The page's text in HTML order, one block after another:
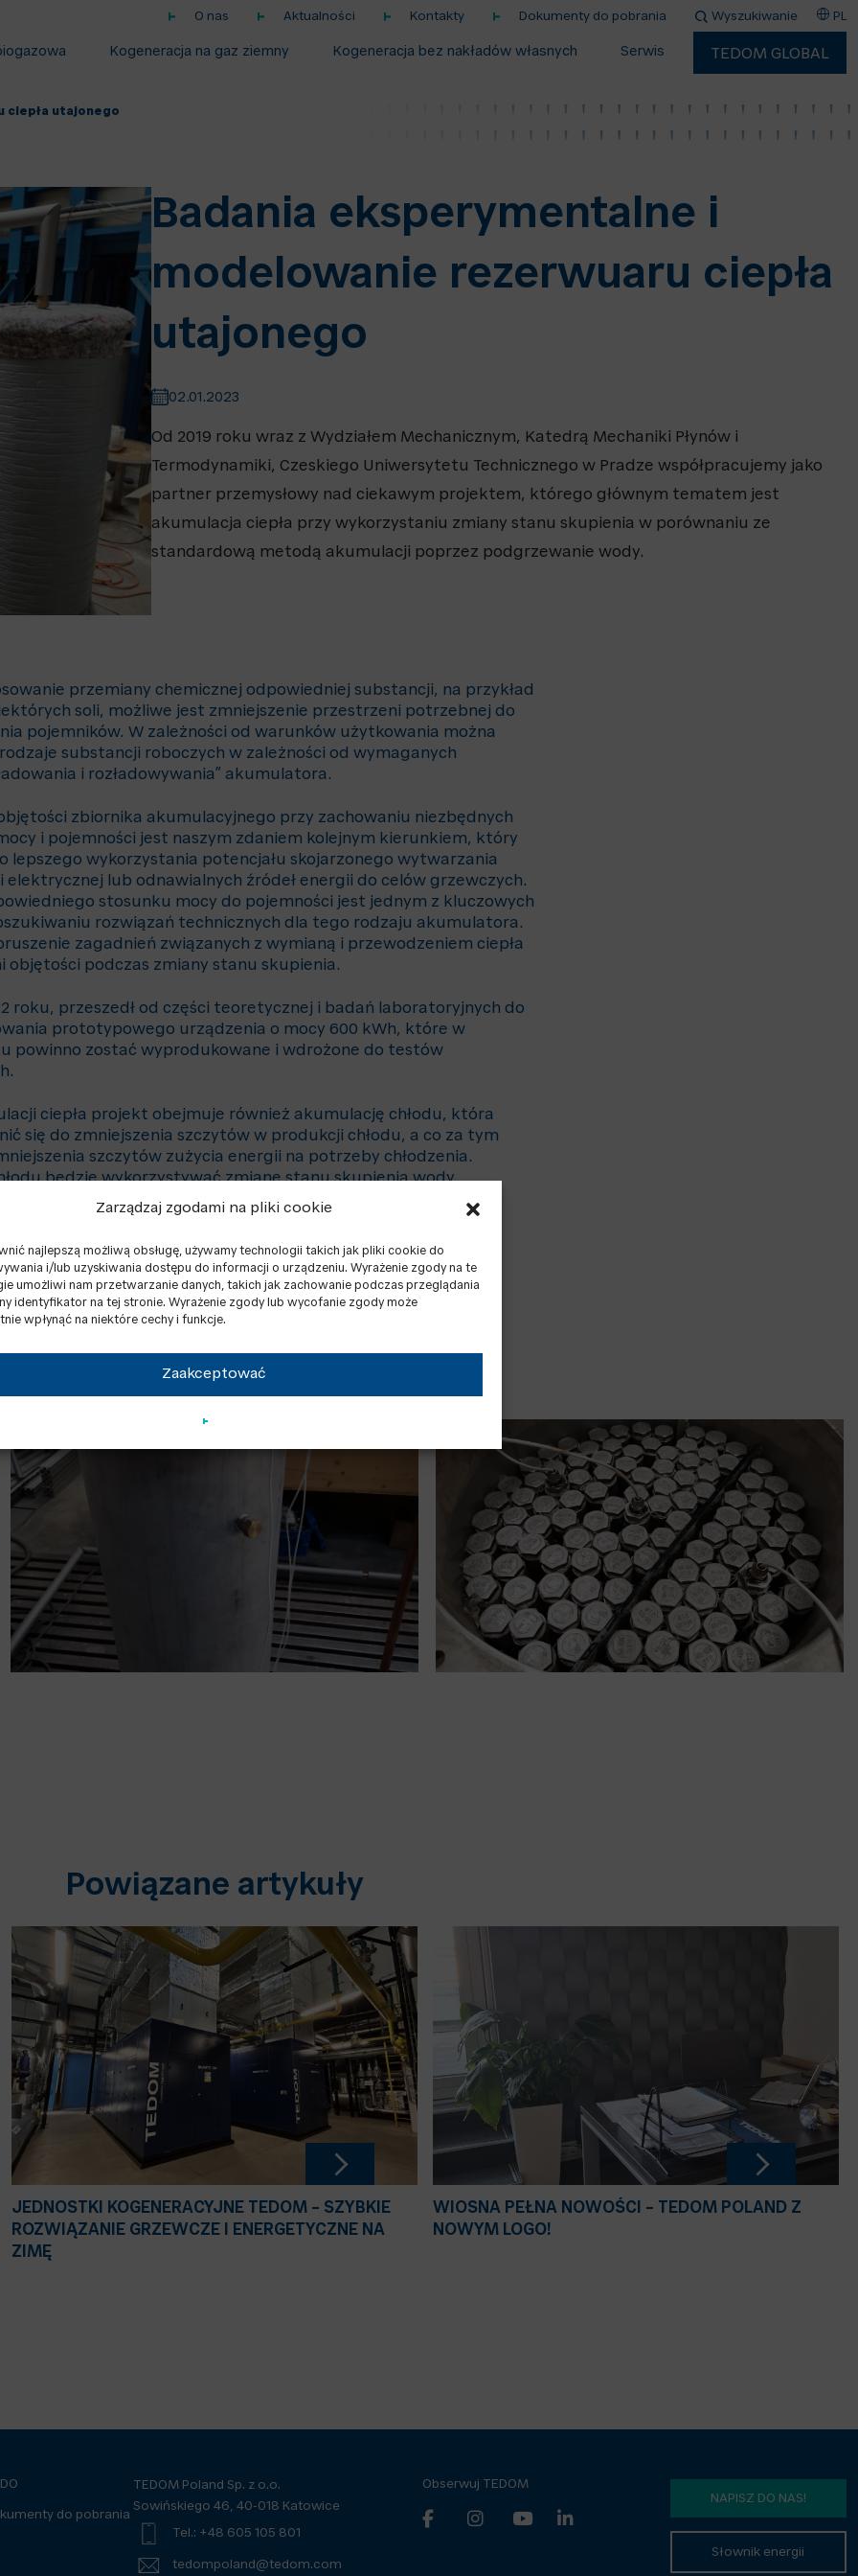
Zarządzaj zgodami na pliki cookie
najlepszą możliwą obsługę, używamy technologii takich jak pliki cookie do
i/lub uzyskiwania dostępu do informacji o urządzeniu. Wyrażenie zgody na te
umożliwi nam przetwarzanie danych, takich jak zachowanie podczas przeglądania
identyfikator na tej stronie. Wyrażenie zgody lub wycofanie zgody może
wpłynąć na niektóre cechy i funkcje.
Zaakceptować
O nas Aktualności Kontakty Dokumenty do pobrania Wyszukiwanie PL
Kogeneracja na gaz ziemny Kogeneracja bez nakładów własnych Serwis TEDOM GLOBAL
ciepła utajonego
Badania eksperymentalne i
modelowanie rezerwuaru ciepła
utajonego
02.01.2023
Od 2019 roku wraz z Wydziałem Mechanicznym, Katedrą Mechaniki Płynów i
Termodynamiki, Czeskiego Uniwersytetu Technicznego w Pradze współpracujemy jako
partner przemysłowy nad ciekawym projektem, którego głównym tematem jest
akumulacja ciepła przy wykorzystaniu zmiany stanu skupienia w porównaniu ze
standardową metodą akumulacji poprzez podgrzewanie wody.
przemiany chemicznej odpowiedniej substancji, na przykład
soli, możliwe jest zmniejszenie przestrzeni potrzebnej do
pojemników. W zależności od warunków użytkowania można
substancji roboczych w zależności od wymaganych
i rozładowywania” akumulatora.
zbiornika akumulacyjnego przy zachowaniu niezbędnych
i pojemności jest naszym zdaniem kolejnym kierunkiem, który
lepszego wykorzystania potencjału skojarzonego wytwarzania
elektrycznej lub odnawialnych źródeł energii do celów grzewczych.
stosunku mocy do pojemności jest jednym z kluczowych
rozwiązań technicznych dla tego rodzaju akumulatora.
zagadnień związanych z wymianą i przewodzeniem ciepła
objętości podczas zmiany stanu skupienia.
roku, przeszedł od części teoretycznej i badań laboratoryjnych do
prototypowego urządzenia o mocy 600 kWh, które w
powinno zostać wyprodukowane i wdrożone do testów
ciepła projekt obejmuje również akumulację chłodu, która
się do zmniejszenia szczytów w produkcji chłodu, a co za tym
szczytów zużycia energii na potrzeby chłodzenia.
będzie wykorzystywać zmianę stanu skupienia wody.
zostać ukończony w 2025 roku, wspierany jest przez Agencję
Republiki Czeskiej.
w ramach projektu są na bieżąco publikowane. Jednym z
artykuł, którymożna przeczytać tutaj.
Powiązane artykuły
JEDNOSTKI KOGENERACYJNE TEDOM – SZYBKIE
ROZWIĄZANIE GRZEWCZE I ENERGETYCZNE NA
ZIMĘ
WIOSNA PEŁNA NOWOŚCI – TEDOM POLAND Z
NOWYM LOGO!
do pobrania
TEDOM Poland Sp. z o.o.
Sowińskiego 46, 40-018 Katowice
Tel.: +48 605 105 801
tedompoland@tedom.com
Obserwuj TEDOM
NAPISZ DO NAS!
Słownik energii